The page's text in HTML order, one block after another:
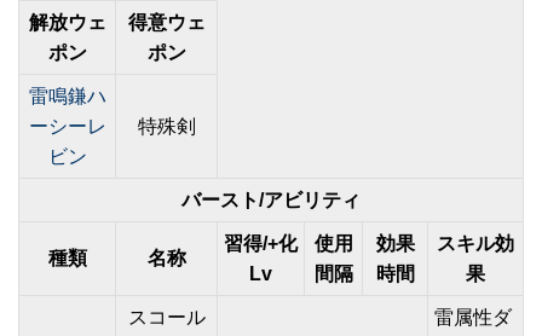
解放ウェ
ポン
得意ウェ
ポン
雷鳴鎌ハ
ーシーレ
ビン
特殊剣
バースト/アビリティ
種類 名称
習得/+化
Lv
使用
間隔
効果
時間
スキル効
果
スコール
雷属性ダ